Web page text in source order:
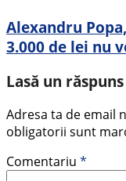
Alexandru
3.000 de lei nu
Lasă un răspuns
Adresa ta de email
obligatorii sunt
Comentariu *